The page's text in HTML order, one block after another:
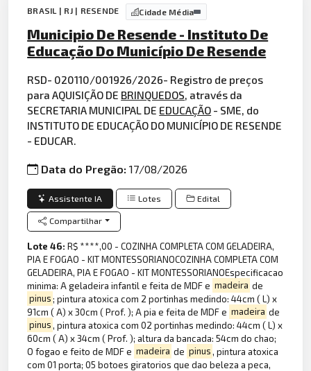
BRASIL | RJ | RESENDE Cidade Média
Municipio De Resende - Instituto De
Educação Do Município De Resende
RSD- 020110/001926/2026- Registro de preços
para AQUISIÇÃO DE BRINQUEDOS, através da
SECRETARIA MUNICIPAL DE EDUCAÇÃO - SME, do
INSTITUTO DE EDUCAÇÃO DO MUNICÍPIO DE RESENDE
- EDUCAR.
Data do Pregão:17/08/2026
Assistente IA Lotes Edital
Compartilhar
Lote 46:R$ ****,00 - COZINHA COMPLETA COM GELADEIRA,
PIA E FOGAO - KIT MONTESSORIANOCOZINHA COMPLETA COM
GELADEIRA, PIA E FOGAO - KIT MONTESSORIANOEspecificacao
minima: A geladeira infantil e feita de MDF e madeira de
pinus; pintura atoxica com 2 portinhas medindo: 44cm ( L) x
91cm ( A) x 30cm ( Prof. ); A pia e feita de MDF e madeira de
pinus, pintura atoxica com 02 portinhas medindo: 44cm ( L) x
60cm ( A) x 34cm ( Prof. ); altura da bancada: 54cm do chao;
O fogao e feito de MDF e madeira de pinus, pintura atoxica
com 01 porta; 05 botoes giratorios que dao beleza a peca,